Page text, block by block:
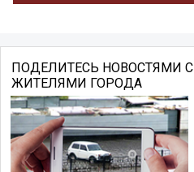
ПОДЕЛИТЕСЬ НОВОСТЯМИ С
ЖИТЕЛЯМИ ГОРОДА